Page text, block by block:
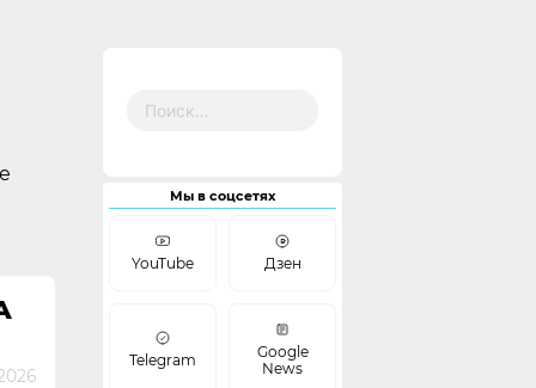
Мы в соцсетях
YouTube Дзен
Telegram
Google
News